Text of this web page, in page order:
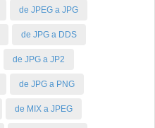
de JPEG a JPG
de JPG a DDS
de JPG a JP2
de JPG a PNG
de MIX a JPEG